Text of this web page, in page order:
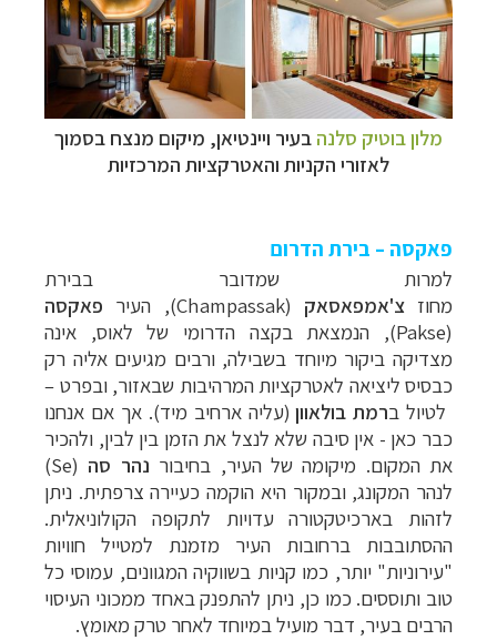
מלון בוטיק סלנה בעיר ויינטיאן, מיקום מנצח בסמוך
לאזורי הקניות והאטרקציות המרכזיות
פאקסה – בירת הדרום
למרות שמדובר בבירת
מחוזצ'אמפאסאק (
Champassak
), העיר פאקסה
(Pakse),
הנמצאת בקצה הדרומי של לאוס, אינה
מצדיקה ביקור מיוחד בשבילה, ורבים מגיעים אליה רק
כבסיס ליציאה לאטרקציות המרהיבות שבאזור, ובפרט –
לטיול ברמת בולאוון (עליה ארחיב מיד). אך אם אנחנו
כבר כאן - אין סיבה שלא לנצל את הזמן בין לבין, ולהכיר
את המקום. מיקומה של העיר, בחיבור נהר סה
(Se)
לנהר המקונג, ובמקור היא הוקמה כעיירה צרפתית. ניתן
לזהות בארכיטקטורה עדויות לתקופה הקולוניאלית.
ההסתובבות ברחובות העיר מזמנת למטייל חוויות
"עירוניות" יותר, כמו קניות בשווקיה המגוונים, עמוסי כל
טוב ותוססים. כמו כן, ניתן להתפנק באחד ממכוני העיסוי
הרבים בעיר, דבר מועיל במיוחד לאחר טרק מאומץ.